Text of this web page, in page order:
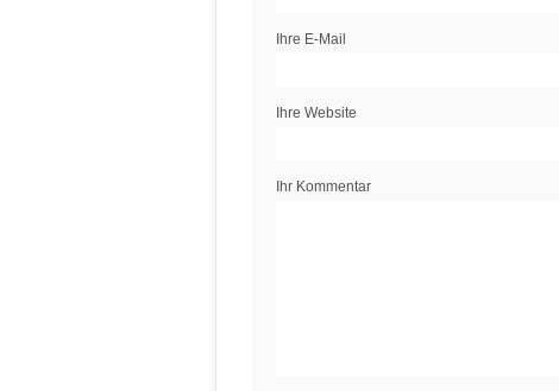
Ihre E-Mail
Ihre Website
Ihr Kommentar